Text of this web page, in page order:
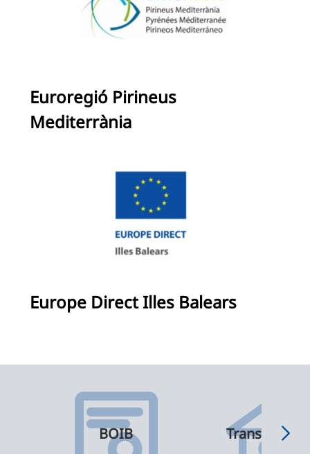
Euroregió Pirineus
Mediterrània
Europe Direct Illes Balears
BOIB